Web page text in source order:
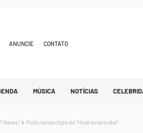
ANUNCIE CONTATO
MÚSICA NOTÍCIAS
News! Pollo lança clipe de "Hoje eu acordei"